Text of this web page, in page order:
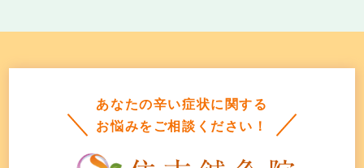
あなたの辛い症状に関する
お悩みをご相談ください！